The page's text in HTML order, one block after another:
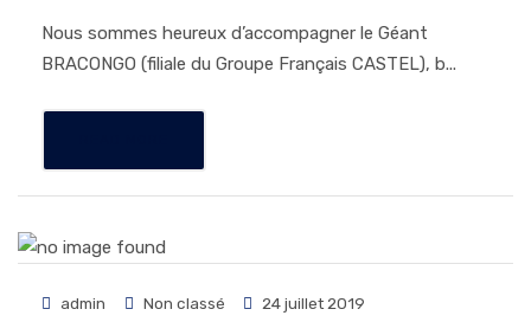
Nous sommes heureux d’accompagner le Géant
BRACONGO (filiale du Groupe Français CASTEL), b...
admin Non classé 24 juillet 2019